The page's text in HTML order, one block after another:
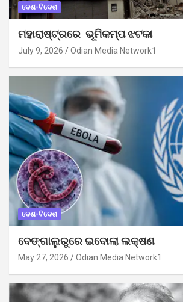
ଦେଶ-ବିଦେଶ
ମହାରାଷ୍ଟ୍ରରେ ଭୂମିକମ୍ପ ଝଟକା
July 9, 2026 Odian Media Network1
ଦେଶ-ବିଦେଶ
ବେଙ୍ଗାଲୁରୁରେ ଇବୋଲା ଲକ୍ଷଣ
May 27, 2026 Odian Media Network1